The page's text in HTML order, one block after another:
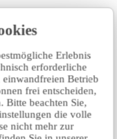
Erlebnis
erforderliche
einwandfreien Betrieb
frei entscheiden,
Bitte beachten Sie,
die volle
nicht mehr zur